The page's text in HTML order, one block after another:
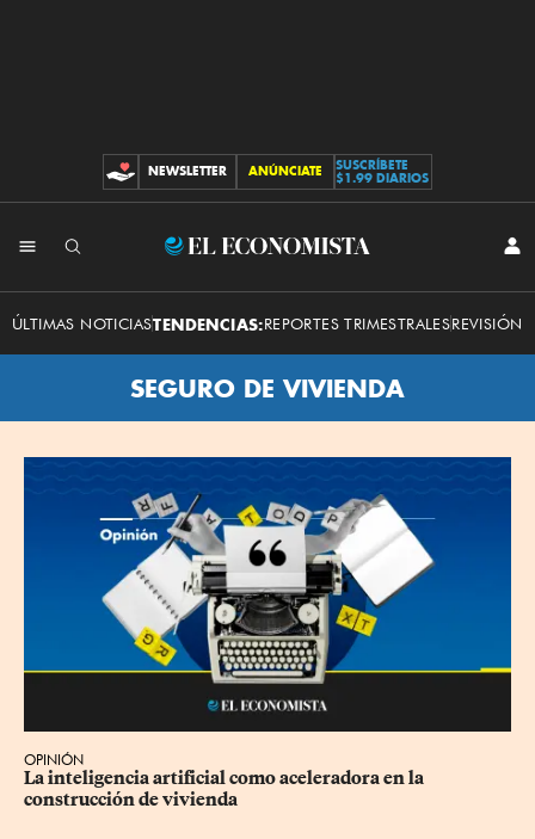
CONTRIBUCIONES
NEWSLETTER ANÚNCIATE
SUSCRÍBETE
$1.99 DIARIOS
El
Economista
ÚLTIMAS NOTICIASTENDENCIAS:REPORTES TRIMESTRALESREVISIÓN
SEGURO DE VIVIENDA
OPINIÓN
La inteligencia artificial como aceleradora en la
construcción de vivienda